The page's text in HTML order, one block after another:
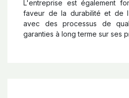
L'entreprise est également
faveur de la durabilité et de
avec des processus de
garanties à long terme sur ses